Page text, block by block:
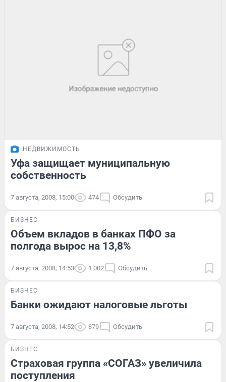
НЕДВИЖИМОСТЬ
Уфа защищает муниципальную
собственность
7 августа, 2008, 15:00 474 Обсудить
БИЗНЕС
Объем вкладов в банках ПФО за
полгода вырос на 13,8%
7 августа, 2008, 14:53 1 002 Обсудить
БИЗНЕС
Банки ожидают налоговые льготы
7 августа, 2008, 14:52 879 Обсудить
БИЗНЕС
Страховая группа «СОГАЗ» увеличила
поступления